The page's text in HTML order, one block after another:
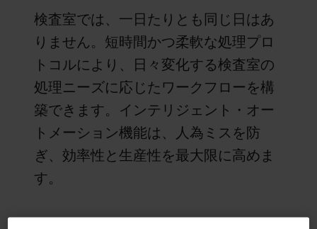
検査室では、一日たりとも同じ日はあ
りません。短時間かつ柔軟な処理プロ
トコルにより、日々変化する検査室の
処理ニーズに応じたワークフローを構
築できます。インテリジェント・オー
トメーション機能は、人為ミスを防
ぎ、効率性と生産性を最大限に高めま
す。